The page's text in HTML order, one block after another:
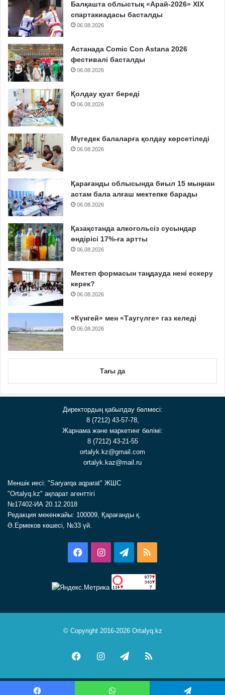
Балқашта облыстық «Арай-2026» XIX
спартакиадасы басталды
06.08.2026
Астанада Comic Con Astana 2026
фестивалі басталды
06.08.2026
Қолдау қуат береді
06.08.2026
Мүгедек балаларға қолдау көрсетіледі
06.08.2026
Қарағанды облысында биыл 15 мыңнан
астам бала алғаш мектепке барады
06.08.2026
Қазақстанда алкогольсіз сусындар
өндірісі 17%-ға артты
06.08.2026
Мектеп формасын таңдауда нені ескеру
керек?
06.08.2026
«Күнгей» мен «Таугүлге» газ келеді
06.08.2026
Тағы да
Директордың қабылдау бөлмесі:
8 (7212) 43-57-78,
Жарнама және маркетинг бөлімі:
8 (7212) 43-21-55
ortalyk.kz@gmail.com
ortalyk.kaz@mail.ru
Меншік иесі: "Saryarqa aqparat" ЖШС
"Ortalyq.kz" ақпарат агенттігі
№17402-ИА 20.12.2018
Редакция мекенжайы: 100009, Қарағанды қ.
Ә.Ермеков көшесі, №33 үй.
FacebookInstagramTelegram
© Copyright 2016-2026 Ortalyq.kz
FacebookInstagramTelegram